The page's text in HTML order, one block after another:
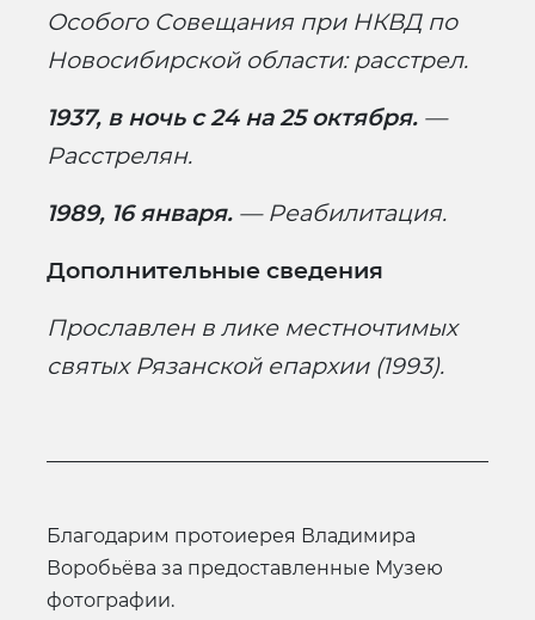
Особого Совещания при НКВД по
Новосибирской области: расстрел.
1937, в ночь с 24 на 25 октября. —
Расстрелян.
1989, 16 января. — Реабилитация.
Дополнительные сведения
Прославлен в лике местночтимых
святых Рязанской епархии (1993).
Благодарим протоиерея Владимира
Воробьёва за предоставленные Музею
фотографии.